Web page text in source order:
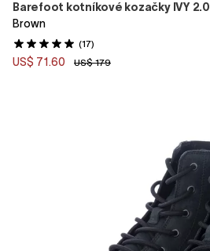
Barefoot kotníkové kozačky IVY 2.0
Brown
(17)
US$ 71.60 US$ 179